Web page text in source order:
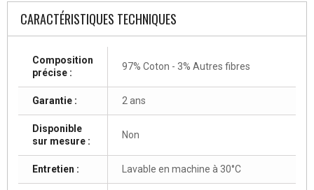
CARACTÉRISTIQUES TECHNIQUES
Composition
précise :
97% Coton - 3% Autres fibres
Garantie : 2 ans
Disponible
sur mesure :
Non
Entretien : Lavable en machine à 30°C